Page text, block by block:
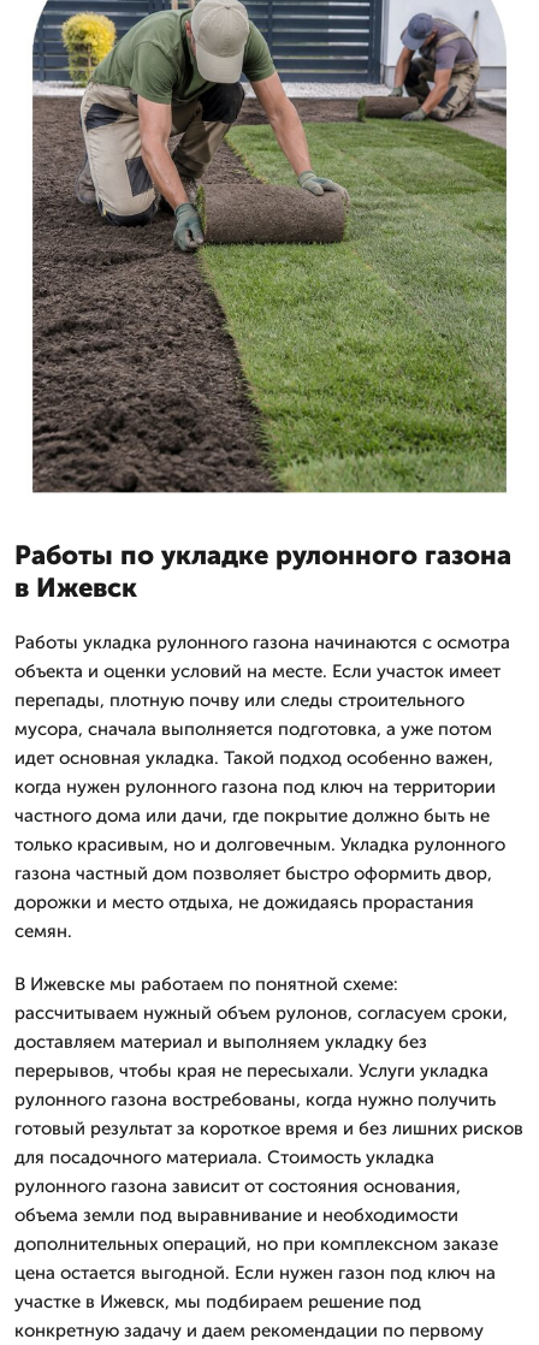
Работы по укладке рулонного газона
в Ижевск
Работы укладка рулонного газона начинаются с осмотра
объекта и оценки условий на месте. Если участок имеет
перепады, плотную почву или следы строительного
мусора, сначала выполняется подготовка, а уже потом
идет основная укладка. Такой подход особенно важен,
когда нужен рулонного газона под ключ на территории
частного дома или дачи, где покрытие должно быть не
только красивым, но и долговечным. Укладка рулонного
газона частный дом позволяет быстро оформить двор,
дорожки и место отдыха, не дожидаясь прорастания
семян.
В Ижевске мы работаем по понятной схеме:
рассчитываем нужный объем рулонов, согласуем сроки,
доставляем материал и выполняем укладку без
перерывов, чтобы края не пересыхали. Услуги укладка
рулонного газона востребованы, когда нужно получить
готовый результат за короткое время и без лишних рисков
для посадочного материала. Стоимость укладка
рулонного газона зависит от состояния основания,
объема земли под выравнивание и необходимости
дополнительных операций, но при комплексном заказе
цена остается выгодной. Если нужен газон под ключ на
участке в Ижевск, мы подбираем решение под
конкретную задачу и даем рекомендации по первому